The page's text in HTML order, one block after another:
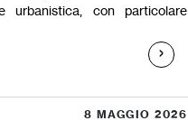
urbanistica, con particolare
8 MAGGIO 2026